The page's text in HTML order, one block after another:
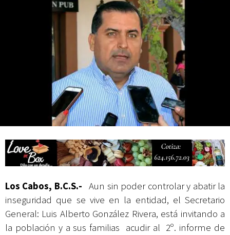
actividades de acceso libre
Los Cabos, B.C.S.-
Aun sin poder controlar y abatir la
inseguridad que se vive en la entidad, el Secretario
General: Luis Alberto González Rivera, está invitando a
la población y a sus familias acudir al 2º. informe de